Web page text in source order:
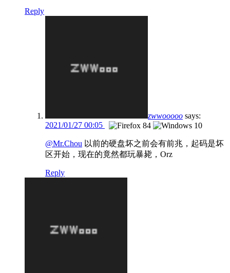
Reply
zwwooooo says:
2021/01/27 00:05
@Mr.Chou 以前的硬盘坏之前会有前兆，起码是坏
区开始，现在的竟然都玩暴毙，Orz
Reply